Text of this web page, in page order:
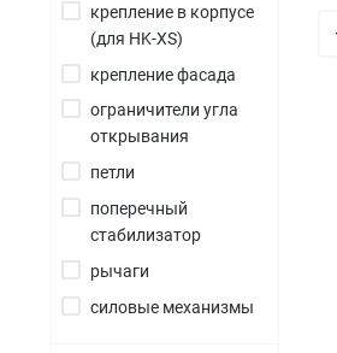
крепление в корпусе
(для HK-XS)
крепление фасада
ограничители угла
открывания
петли
поперечный
стабилизатор
рычаги
силовые механизмы